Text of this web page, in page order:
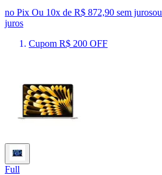
no Pix Ou 10x de R$ 872,90 sem jurosou
juros
Cupom R$ 200 OFF
Full